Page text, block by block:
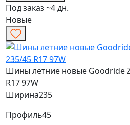
Под заказ ~4 дн.
Новые
Шины летние новые Goodride
R17 97W
Ширина235
Профиль45